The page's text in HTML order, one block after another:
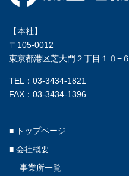
【本社】
〒105-0012
東京都港区芝大門２丁目１０−６
TEL：03-3434-1821
FAX：03-3434-1396
■ トップページ
■ 会社概要
事業所一覧